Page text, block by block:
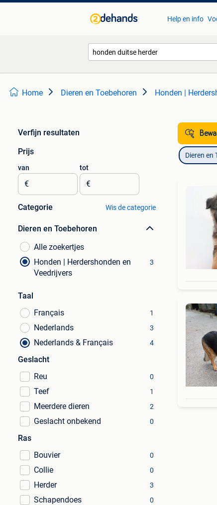
Help en info
Home Dieren en Toebehoren Honden |
Verfijn resultaten
Prijs
van
€
tot
€
Categorie Wis de categorie
Dieren en Toebehoren
Alle zoekertjes
Honden | Herdershonden en
Veedrijvers
3
Taal
Français
1
Nederlands 3
Nederlands & Français 4
Geslacht
Reu
0
Teef 1
Meerdere dieren 2
Geslacht onbekend 0
Ras
Bouvier
0
Collie 0
Herder 3
Schapendoes 0
Dieren en